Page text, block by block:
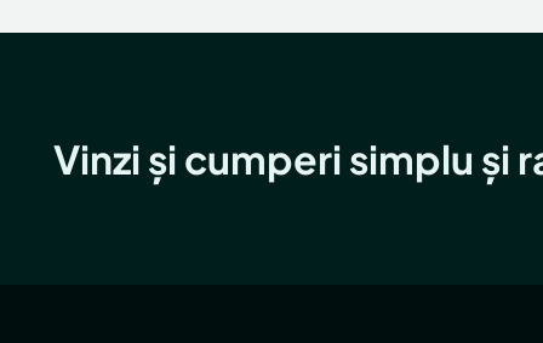
Vinzi și cumperi simplu și